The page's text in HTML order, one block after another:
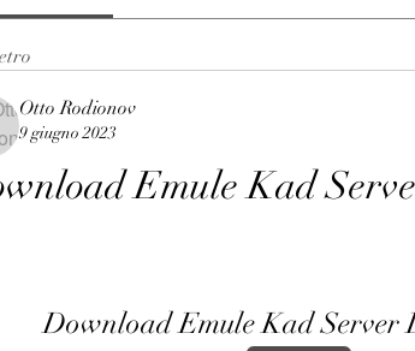
Otto Rodionov
9 giugno 2023
Emule Kad
Download Emule Kad Server